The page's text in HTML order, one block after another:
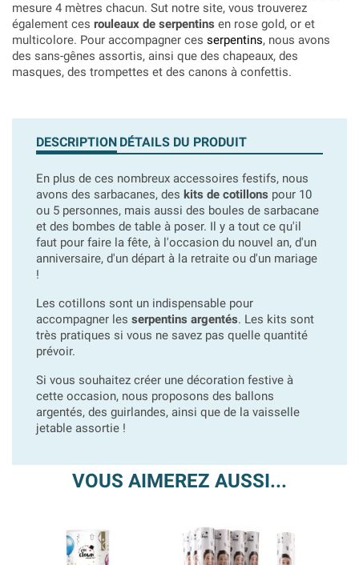
mesure 4 mètres chacun. Sut notre site, vous trouverez
également ces rouleaux de serpentins en rose gold, or et
multicolore. Pour accompagner ces serpentins, nous avons
des sans-gênes assortis, ainsi que des chapeaux, des
masques, des trompettes et des canons à confettis.
DESCRIPTION DÉTAILS DU PRODUIT
En plus de ces nombreux accessoires festifs, nous
avons des sarbacanes, des kits de cotillons pour 10
ou 5 personnes, mais aussi des boules de sarbacane
et des bombes de table à poser. Il y a tout ce qu'il
faut pour faire la fête, à l'occasion du nouvel an, d'un
anniversaire, d'un départ à la retraite ou d'un mariage
!
Les cotillons sont un indispensable pour
accompagner les serpentins argentés. Les kits sont
très pratiques si vous ne savez pas quelle quantité
prévoir.
Si vous souhaitez créer une décoration festive à
cette occasion, nous proposons des ballons
argentés, des guirlandes, ainsi que de la vaisselle
jetable assortie !
VOUS AIMEREZ AUSSI...